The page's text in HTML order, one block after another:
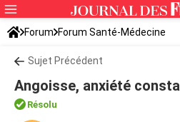
Forum Forum Santé-Médecine
Symptômes et maladies courantes
Sujet Précédent
Angoisse, anxiété
Résolu